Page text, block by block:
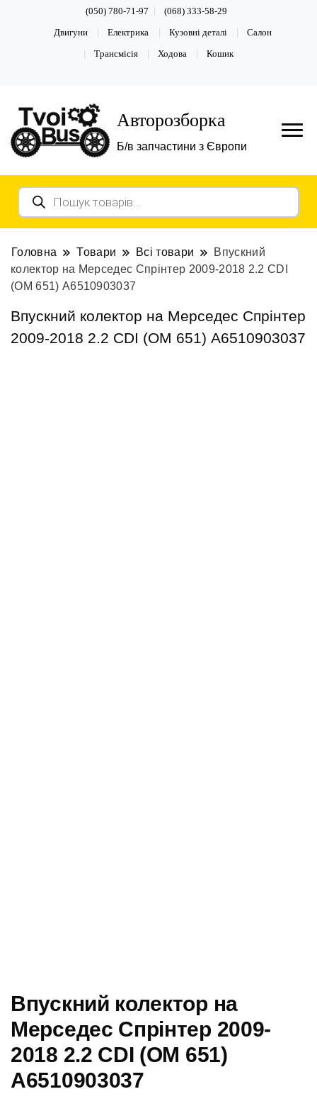
(050) 780-71-97 (068) 333-58-29
Двигуни Електрика Кузовні деталі Салон
Трансмісія Ходова Кошик
Авторозборка
Б/в запчастини з Європи
Пошук
товарів
Головна Товари Всі товари
Впускний
колектор на Мерседес Спрінтер 2009-2018 2.2 CDI
(OM 651) А6510903037
Впускний колектор на Мерседес Спрінтер
2009-2018 2.2 CDI (OM 651) А6510903037
Впускний колектор на
Мерседес Спрінтер 2009-
2018 2.2 CDI (OM 651)
А6510903037